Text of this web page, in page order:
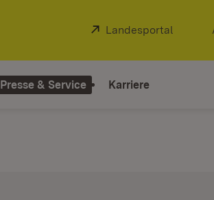
Extern:
Landesportal
Presse & Service Karriere